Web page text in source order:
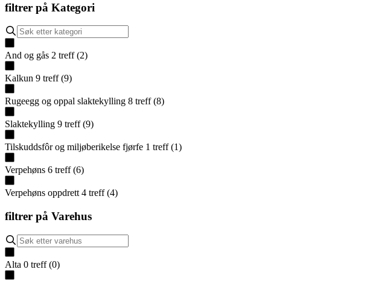
filtrer på Kategori
And og gås 2 treff (2)
Kalkun 9 treff (9)
Rugeegg og oppal slaktekylling 8 treff (8)
Slaktekylling 9 treff (9)
Tilskuddsfôr og miljøberikelse fjørfe 1 treff (1)
Verpehøns 6 treff (6)
Verpehøns oppdrett 4 treff (4)
filtrer på Varehus
Alta 0 treff (0)